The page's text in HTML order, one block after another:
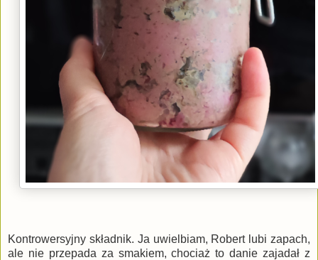
Kontrowersyjny składnik. Ja uwielbiam, Robert lubi zapach,
ale nie przepada za smakiem, chociaż to danie zajadał z